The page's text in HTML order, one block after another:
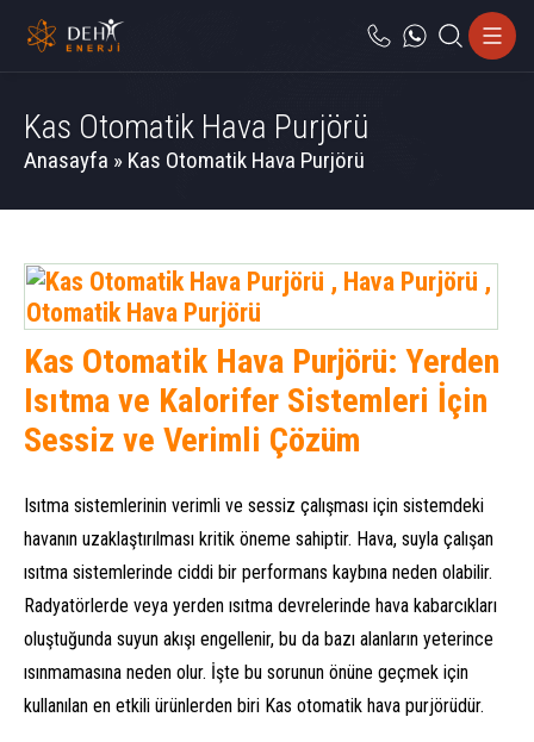
Kas Otomatik Hava Purjörü
Anasayfa » Kas Otomatik Hava Purjörü
Kas Otomatik Hava Purjörü: Yerden
Isıtma ve Kalorifer Sistemleri İçin
Sessiz ve Verimli Çözüm
Isıtma sistemlerinin verimli ve sessiz çalışması için sistemdeki
havanın uzaklaştırılması kritik öneme sahiptir. Hava, suyla çalışan
ısıtma sistemlerinde ciddi bir performans kaybına neden olabilir.
Radyatörlerde veya yerden ısıtma devrelerinde hava kabarcıkları
oluştuğunda suyun akışı engellenir, bu da bazı alanların yeterince
ısınmamasına neden olur. İşte bu sorunun önüne geçmek için
kullanılan en etkili ürünlerden biri Kas otomatik hava purjörüdür.